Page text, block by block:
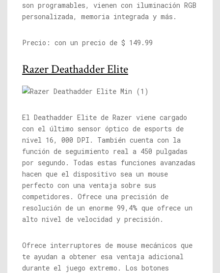
son programables, vienen con iluminación RGB
personalizada, memoria integrada y más.
Precio: con un precio de $ 149.99
Razer Deathadder Elite
El Deathadder Elite de Razer viene cargado
con el último sensor óptico de esports de
nivel 16, 000 DPI. También cuenta con la
función de seguimiento real a 450 pulgadas
por segundo. Todas estas funciones avanzadas
hacen que el dispositivo sea un mouse
perfecto con una ventaja sobre sus
competidores. Ofrece una precisión de
resolución de un enorme 99,4% que ofrece un
alto nivel de velocidad y precisión.
Ofrece interruptores de mouse mecánicos que
te ayudan a obtener esa ventaja adicional
durante el juego extremo. Los botones